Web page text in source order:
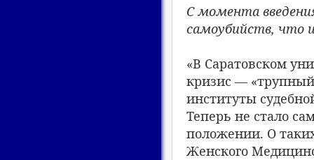
С момента
самоубийств, что
«В Саратовском
кризис —
институты
Теперь не стало
положении. О
Женского